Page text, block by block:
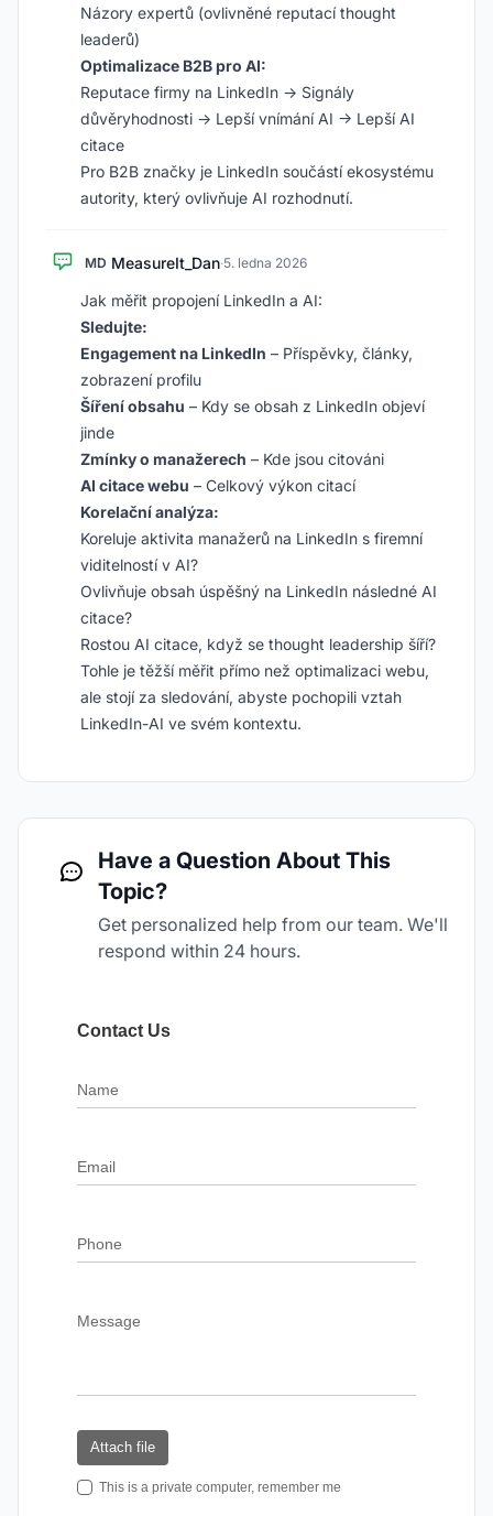
Názory expertů (ovlivněné reputací thought
leaderů)
Optimalizace B2B pro AI:
Reputace firmy na LinkedIn → Signály
důvěryhodnosti → Lepší vnímání AI → Lepší AI
citace
Pro B2B značky je LinkedIn součástí ekosystému
autority, který ovlivňuje AI rozhodnutí.
MD MeasureIt_Dan·5. ledna 2026
Jak měřit propojení LinkedIn a AI:
Sledujte:
Engagement na LinkedIn – Příspěvky, články,
zobrazení profilu
Šíření obsahu – Kdy se obsah z LinkedIn objeví
jinde
Zmínky o manažerech – Kde jsou citováni
AI citace webu – Celkový výkon citací
Korelační analýza:
Koreluje aktivita manažerů na LinkedIn s firemní
viditelností v AI?
Ovlivňuje obsah úspěšný na LinkedIn následné AI
citace?
Rostou AI citace, když se thought leadership šíří?
Tohle je těžší měřit přímo než optimalizaci webu,
ale stojí za sledování, abyste pochopili vztah
LinkedIn-AI ve svém kontextu.
Have a Question About This
Topic?
Get personalized help from our team. We'll
respond within 24 hours.